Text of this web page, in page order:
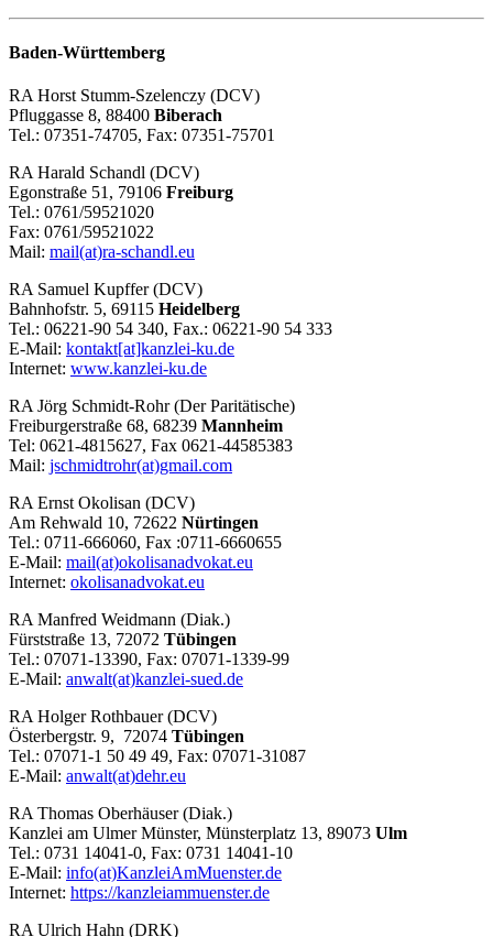
Baden-Württemberg
RA Horst Stumm-Szelenczy (DCV)
Pfluggasse 8, 88400 Biberach
Tel.: 07351-74705, Fax: 07351-75701
RA Harald Schandl (DCV)
Egonstraße 51, 79106 Freiburg
Tel.: 0761/59521020
Fax: 0761/59521022
Mail: mail(at)ra-schandl.eu
RA Samuel Kupffer (DCV)
Bahnhofstr. 5, 69115 Heidelberg
Tel.: 06221-90 54 340, Fax.: 06221-90 54 333
E-Mail: kontakt[at]kanzlei-ku.de
Internet: www.kanzlei-ku.de
RA Jörg Schmidt-Rohr (Der Paritätische)
Freiburgerstraße 68, 68239 Mannheim
Tel: 0621-4815627, Fax 0621-44585383
Mail: jschmidtrohr(at)gmail.com
RA Ernst Okolisan (DCV)
Am Rehwald 10, 72622 Nürtingen
Tel.: 0711-666060, Fax :0711-6660655
E-Mail: mail(at)okolisanadvokat.eu
Internet: okolisanadvokat.eu
RA Manfred Weidmann (Diak.)
Fürststraße 13, 72072 Tübingen
Tel.: 07071-13390, Fax: 07071-1339-99
E-Mail: anwalt(at)kanzlei-sued.de
RA Holger Rothbauer (DCV)
Österbergstr. 9, 72074 Tübingen
Tel.: 07071-1 50 49 49, Fax: 07071-31087
E-Mail: anwalt(at)dehr.eu
RA Thomas Oberhäuser (Diak.)
Kanzlei am Ulmer Münster, Münsterplatz 13, 89073 Ulm
Tel.: 0731 14041-0, Fax: 0731 14041-10
E-Mail: info(at)KanzleiAmMuenster.de
Internet: https://kanzleiammuenster.de
RA Ulrich Hahn (DRK)